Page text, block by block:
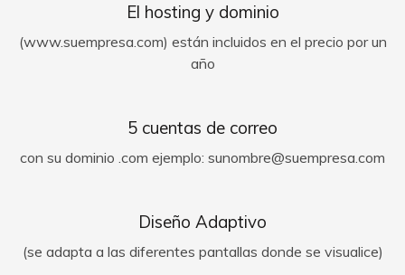
El hosting y dominio
(www.suempresa.com) están incluidos en el precio por un
año
5 cuentas de correo
con su dominio .com ejemplo: sunombre@suempresa.com
Diseño Adaptivo
(se adapta a las diferentes pantallas donde se visualice)